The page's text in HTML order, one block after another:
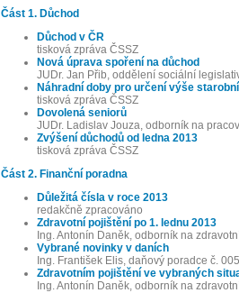
Část 1. Důchod
Důchod v ČR
tisková zpráva ČSSZ
Nová úprava spoření na důchod
JUDr. Jan Přib, oddělení sociální
Náhradní doby pro určení výše
tisková zpráva ČSSZ
Dovolená seniorů
JUDr. Ladislav Jouza, odborník na
Zvýšení důchodů od ledna 2013
tisková zpráva ČSSZ
Část 2. Finanční poradna
Důležitá čísla v roce 2013
redakčně zpracováno
Zdravotní pojištění po 1. lednu 2013
Ing. Antonín Daněk, odborník na
Vybrané novinky v daních
Ing. František Elis, daňový poradce č.
Zdravotním pojištění ve vybraných
Ing. Antonín Daněk, odborník na